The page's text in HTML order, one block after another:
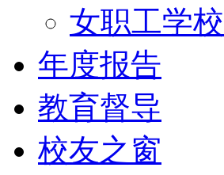
女职工学校
年度报告
教育督导
校友之窗